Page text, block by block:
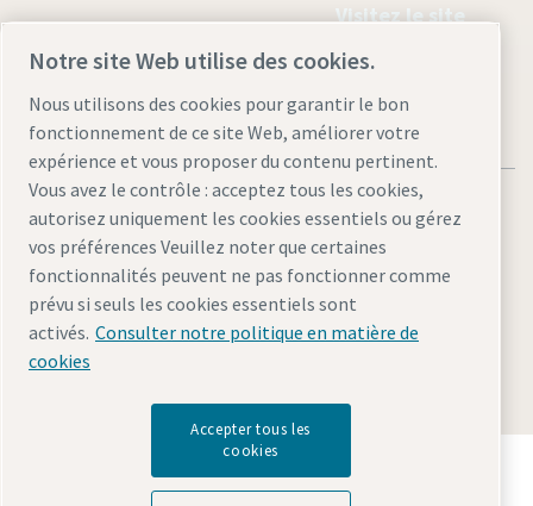
Visitez le site
Mentions légales et politique de confidentialité
Gérer les cookiesAccessibilitéPlan du site
© 2026 Atlas Copco AB
Découvrez comment le groupe Atlas Copco met en
œuvre une technologie qui transforme l'avenir.
Notre site Web utilise des cookies.
Nous utilisons des cookies pour garantir le bon
fonctionnement de ce site Web, améliorer votre
expérience et vous proposer du contenu pertinent.
Vous avez le contrôle : acceptez tous les cookies,
autorisez uniquement les cookies essentiels ou gérez
vos préférences Veuillez noter que certaines
fonctionnalités peuvent ne pas fonctionner comme
prévu si seuls les cookies essentiels sont
activés. Consulter notre politique en matière de
cookies
Accepter tous les
cookies